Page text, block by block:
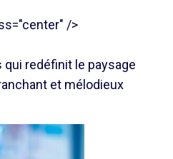
/>
qui redéfinit le paysage
et mélodieux